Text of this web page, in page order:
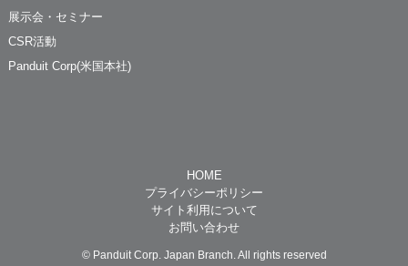
展示会・セミナー
CSR活動
Panduit Corp(米国本社)
HOME
プライバシーポリシー
サイト利用について
お問い合わせ
© Panduit Corp. Japan Branch. All rights reserved